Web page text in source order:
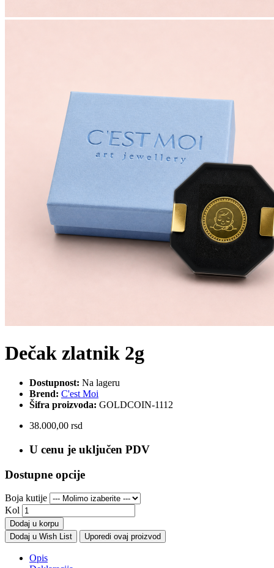
Dečak zlatnik 2g
Dostupnost: Na lageru
Brend: C'est Moi
Šifra proizvoda: GOLDCOIN-1112
38.000,00 rsd
U cenu je uključen PDV
Dostupne opcije
Boja kutije
Kol
Dodaj u korpu
Dodaj u Wish List
Uporedi ovaj proizvod
Opis